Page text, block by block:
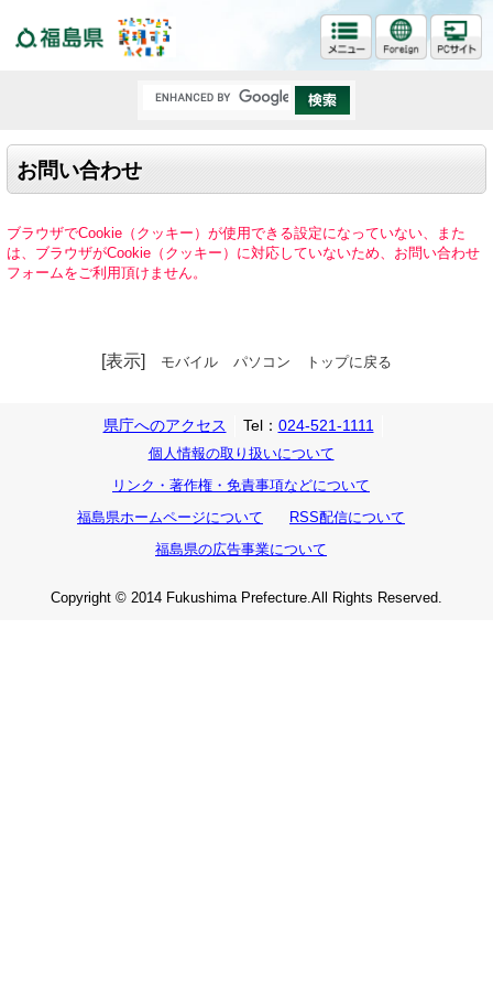
お問い合わせ
ブラウザでCookie（クッキー）が使用できる設定になっていない、また
は、ブラウザがCookie（クッキー）に対応していないため、お問い合わせ
フォームをご利用頂けません。
[表示] モバイル パソコン トップに戻る
県庁へのアクセス Tel： 024-521-1111
個人情報の取り扱いについて
リンク・著作権・免責事項などについて
福島県ホームページについて
RSS配信について
福島県の広告事業について
Copyright © 2014 Fukushima Prefecture.All Rights Reserved.